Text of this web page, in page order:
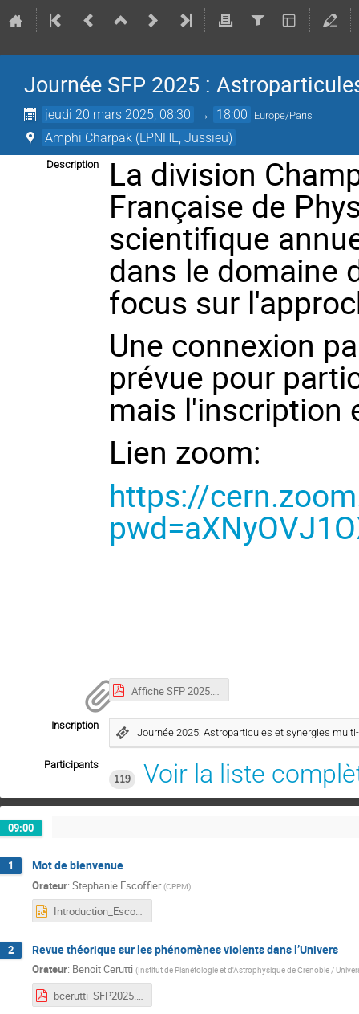
Journée SFP 2025 :
jeudi 20 mars 2025, 08:30 → 18:00 Europe/Paris
Amphi Charpak (LPNHE, Jussieu)
Description La division
Française de
scientifique
dans le domaine
focus sur
Une connexion
prévue pour
mais l'inscription
Lien zoom:
https://
Inscription
Journée 2025: Astroparticules et synergies
Participants
119
Voir la liste
09:00
1 Mot de bienvenue
Orateur: Stephanie Escoffier (CPPM)
Introduction_Escoffier_2025-03.pptx
2 Revue théorique sur les phénomènes violents dans l’Univers
Orateur: Benoit Cerutti (Institut de Planétologie et d'Astrophysique de Grenoble /
bcerutti_SFP2025.pdf